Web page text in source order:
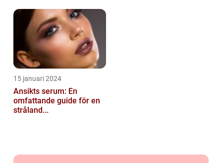
15 januari 2024
Ansikts serum: En
omfattande guide för en
stråland...